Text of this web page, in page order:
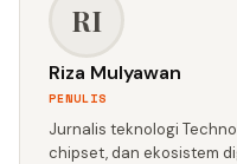
RI
Riza Mulyawan
PENULIS
Jurnalis teknologi
chipset, dan ekosistem